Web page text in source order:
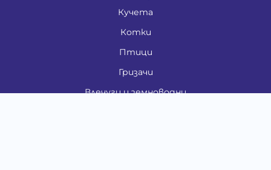
Кучета
Котки
Птици
Гризачи
Влечуги и земноводни